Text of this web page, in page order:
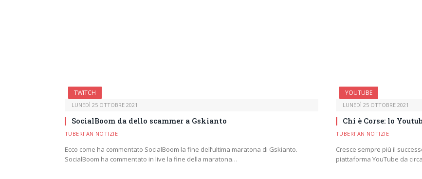
TWITCH
LUNEDÌ 25 OTTOBRE 2021
SocialBoom da dello scammer a Gskianto
TUBERFAN NOTIZIE
Ecco come ha commentato SocialBoom la fine dell’ultima maratona di Gskianto.
SocialBoom ha commentato in live la fine della maratona…
YOUTUBE
LUNEDÌ 25 OTTOBRE 2021
Chi è Corse: lo
TUBERFAN NOTIZIE
Cresce sempre più il
piattaforma YouTube da